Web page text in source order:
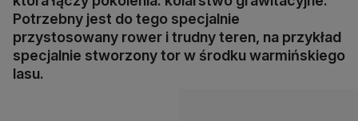
Potrzebny jest do tego specjalnie
przystosowany rower i trudny teren, na przykład
specjalnie stworzony tor w środku warmińskiego
lasu.